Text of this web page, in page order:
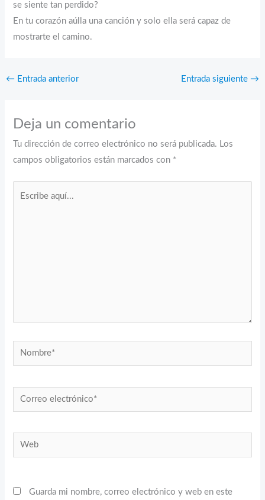
se siente tan perdido?
En tu corazón aúlla una canción y solo ella será capaz de
mostrarte el camino.
← Entrada anterior Entrada siguiente →
Deja un comentario
Tu dirección de correo electrónico no será publicada. Los
campos obligatorios están marcados con *
Nombre*
Correo
electrónico*
Web
Guarda mi nombre, correo electrónico y web en este